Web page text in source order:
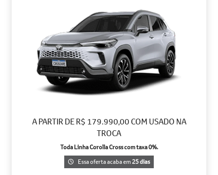
A PARTIR DE R$ 179.990,00 COM USADO NA
TROCA
Toda Linha Corolla Cross com taxa 0%.
Essa oferta acaba em25 dias